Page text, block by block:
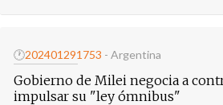
🕐202401291753 - Argentina
Gobierno de Milei negocia a
impulsar su "ley ómnibus"